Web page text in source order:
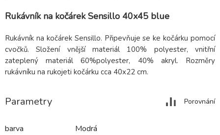
Rukávník na kočárek Sensillo 40x45 blue
Rukávník na kočárek Sensillo. Připevňuje se ke kočárku pomocí
cvočků. Složení vnější materiál 100% polyester, vnitřní
zateplený materiál 60%polyester, 40% akryl. Rozměry
rukávníku na rukojeti kočárku cca 40x22 cm.
Parametry Porovnání
barva Modrá